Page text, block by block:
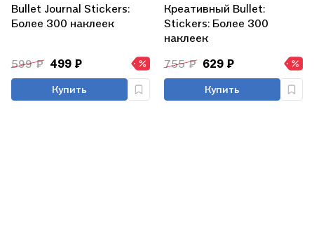
Bullet Journal Stickers:
Более 300 наклеек
599 ₽ 499 ₽
Купить
Креативный Bullet:
Stickers: Более 300
наклеек
755 ₽ 629 ₽
Купить